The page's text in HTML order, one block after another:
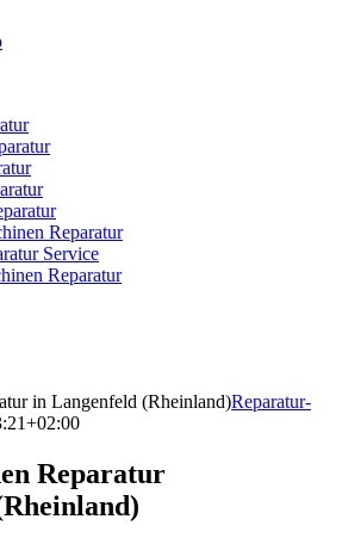
Reparatur
Service
Reparatur
in Langenfeld (Rheinland)Reparatur-
Reparatur